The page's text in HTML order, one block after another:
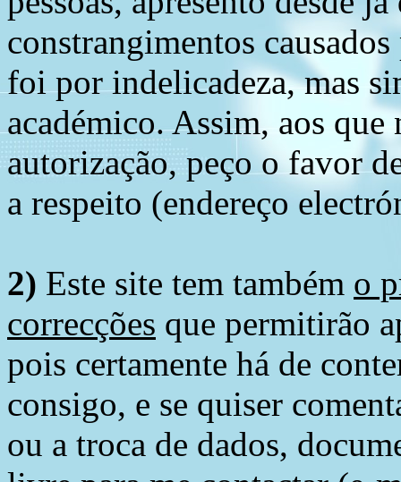
constrangimentos
foi por indelicadeza, mas
académico. Assim, aos
autorização, peço o favor
a respeito (endereço
2) Este site tem também o
correcções que permitirão
pois certamente há de
consigo, e se quiser
ou a troca de dados,